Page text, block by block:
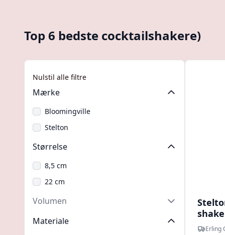
Top 6 bedste cocktailshakere)
Nulstil alle filtre
Mærke
Bloomingville
Stelton
Størrelse
8,5 cm
22 cm
Volumen
Materiale
Erling